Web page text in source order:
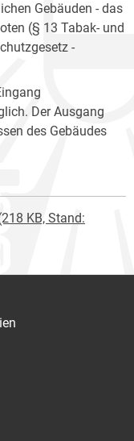
Gebäuden - das
(§ 13 Tabak- und
-
Der Ausgang
des Gebäudes
KB, Stand: